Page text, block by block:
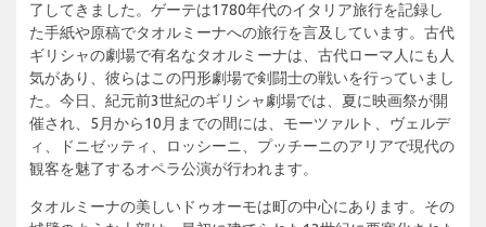
了してきました。ゲーテは1780年代のイタリア旅行を記録し
た手紙や原稿でタオルミーナへの旅行を言及しています。古代
ギリシャの劇場で有名なタオルミーナは、古代ローマ人にも人
気があり、彼らはこの円形劇場で剣闘士の戦いを行っていまし
た。今日、紀元前3世紀のギリシャ劇場では、夏に映画祭が開
催され、5月から10月までの間には、モーツァルト、ヴェルデ
ィ、ドニゼッティ、ロッシーニ、プッチーニのアリアで現代の
観客を魅了するオペラ公演が行われます。
タオルミーナの美しいドゥオーモは町の中心にあります。その